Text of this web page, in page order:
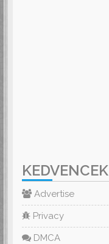
KEDVENCEK
Advertise
Privacy
DMCA